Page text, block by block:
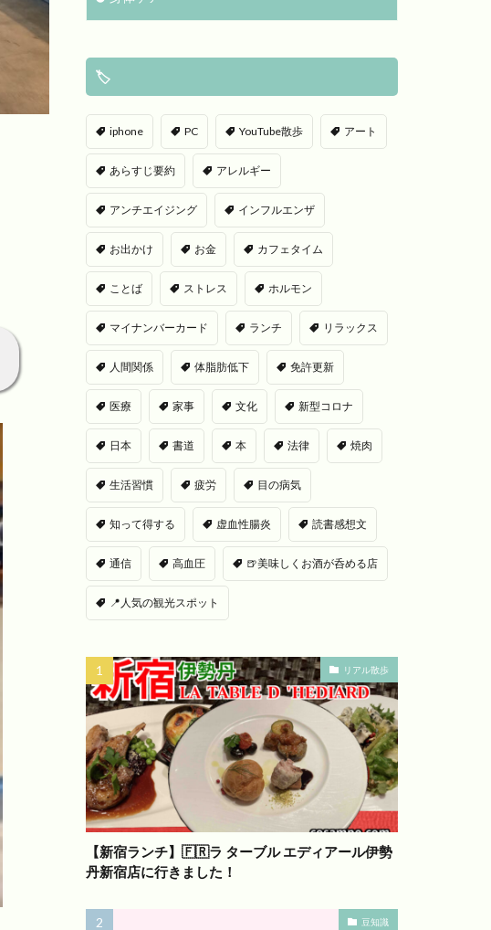
🏷
iphone PC YouTube散歩 アート
あらすじ要約 アレルギー
アンチエイジング インフルエンザ
お出かけ お金 カフェタイム
ことば ストレス ホルモン
マイナンバーカード ランチ リラックス
人間関係 体脂肪低下 免許更新
医療 家事 文化 新型コロナ
日本 書道 本 法律 焼肉
生活習慣 疲労 目の病気
知って得する 虚血性腸炎 読書感想文
通信 高血圧 🍺美味しくお酒が呑める店
📍人気の観光スポット
リアル散歩
【新宿ランチ】🇫🇷ラ ターブル エディアール伊勢
丹新宿店に行きました！
豆知識